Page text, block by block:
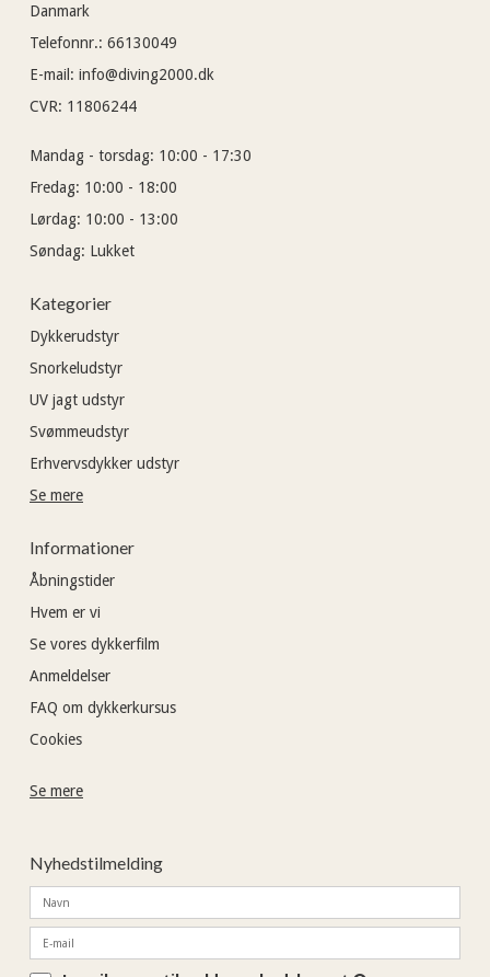
Danmark
Telefonnr.: 66130049
E-mail : info@diving2000.dk
CVR: 11806244
Mandag - torsdag: 10:00 - 17:30
Fredag: 10:00 - 18:00
Lørdag: 10:00 - 13:00
Søndag: Lukket
Kategorier
Dykkerudstyr
Snorkeludstyr
UV jagt udstyr
Svømmeudstyr
Erhvervsdykker udstyr
Se mere
Informationer
Åbningstider
Hvem er vi
Se vores dykkerfilm
Anmeldelser
FAQ om dykkerkursus
Cookies
Se mere
Nyhedstilmelding